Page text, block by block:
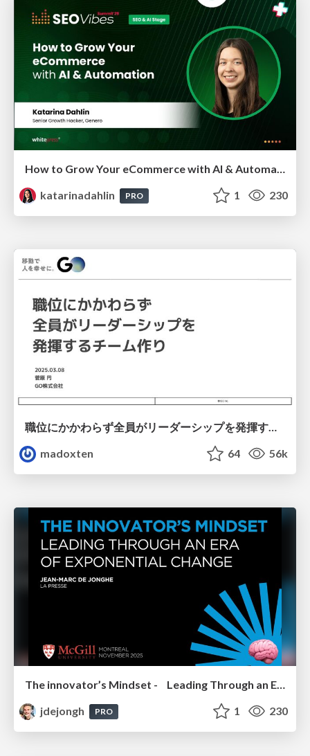
How to Grow Your eCommerce with AI & Automation
katarinadahlin
PRO 1 230
madoxten
64 56k
The innovator’s Mindset - Leading Through an Era of Exponential Change - McGill University 2025
jdejongh
PRO 1 230